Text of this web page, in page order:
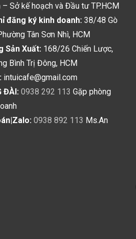
– Sở kế hoạch và Đầu tư TP.HCM
đăng ký kinh doanh: 38/48 Gò
Tân Sơn Nhì, HCM
Sản Xuất: 168/26 Chiến Lược,
Bình Trị Đông, HCM
intuicafe@gmail.com
ĐÀI: 0938 292 113 Gặp phòng
0938 892 113 Ms.An